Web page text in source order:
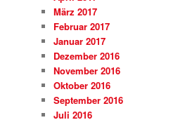
März 2017
Februar 2017
Januar 2017
Dezember 2016
November 2016
Oktober 2016
September 2016
Juli 2016